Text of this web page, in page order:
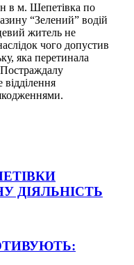
в м. Шепетівка по
“Зелений” водій
житель не
чого допустив
яка перетинала
відділення
ДІЯЛЬНІСТЬ